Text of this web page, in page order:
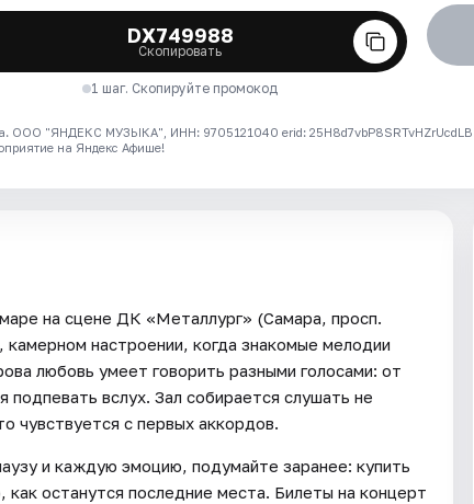
DX749988
Скопировать
1 шаг. Скопируйте промокод
ООО "ЯНДЕКС МУЗЫКА", ИНН: 9705121040 erid: 25H8d7vbP8SRTvHZrUcdLB
на Яндекс Афише!
на сцене ДК «Металлург» (Самара, просп.
настроении, когда знакомые мелодии
любовь умеет говорить разными голосами: от
вслух. Зал собирается слушать не
чувствуется с первых аккордов.
и каждую эмоцию, подумайте заранее: купить
останутся последние места. Билеты на концерт